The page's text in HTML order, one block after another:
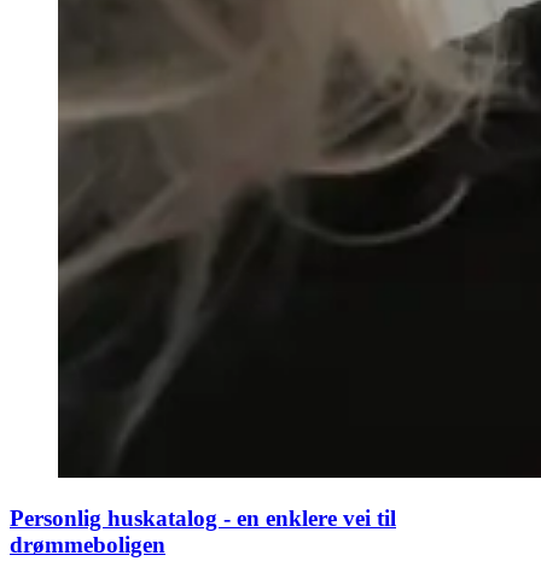
Personlig huskatalog - en enklere vei til
drømmeboligen